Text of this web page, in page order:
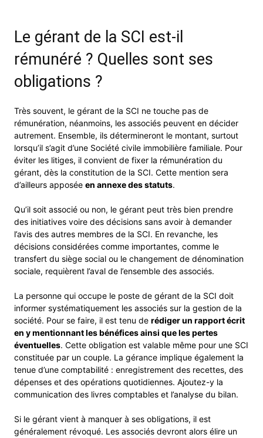
Le gérant de la SCI est-il
rémunéré ? Quelles sont ses
obligations ?
Très souvent, le gérant de la SCI ne touche pas de
rémunération, néanmoins, les associés peuvent en décider
autrement. Ensemble, ils détermineront le montant, surtout
lorsqu’il s’agit d’une Société civile immobilière familiale. Pour
éviter les litiges, il convient de fixer la rémunération du
gérant, dès la constitution de la SCI. Cette mention sera
d’ailleurs apposée en annexe des statuts.
Qu’il soit associé ou non, le gérant peut très bien prendre
des initiatives voire des décisions sans avoir à demander
l’avis des autres membres de la SCI. En revanche, les
décisions considérées comme importantes, comme le
transfert du siège social ou le changement de dénomination
sociale, requièrent l’aval de l’ensemble des associés.
La personne qui occupe le poste de gérant de la SCI doit
informer systématiquement les associés sur la gestion de la
société. Pour se faire, il est tenu de rédiger un rapport écrit
en y mentionnant les bénéfices ainsi que les pertes
éventuelles. Cette obligation est valable même pour une SCI
constituée par un couple. La gérance implique également la
tenue d’une comptabilité : enregistrement des recettes, des
dépenses et des opérations quotidiennes. Ajoutez-y la
communication des livres comptables et l’analyse du bilan.
Si le gérant vient à manquer à ses obligations, il est
généralement révoqué. Les associés devront alors élire un